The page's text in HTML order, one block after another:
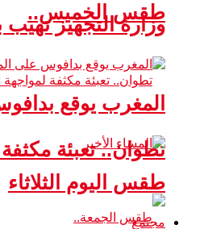
طقس الخميس..
تطوان.. تعبئة
وزارة التجهيز
المغرب يوقع
طقس اليوم الثلاثاء
مجتمع